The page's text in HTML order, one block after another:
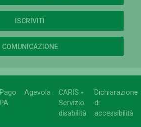
ISCRIVITI
COMUNICAZIONE
Pago
PA
Agevola
CARIS -
Servizio
disabilità
Dichiarazione
di
accessibilità